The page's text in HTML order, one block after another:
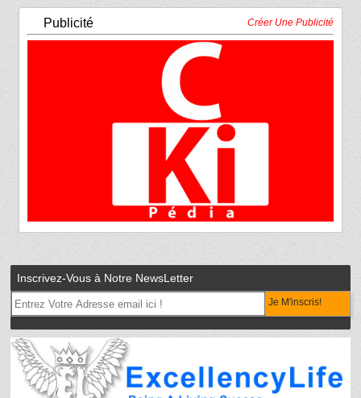
Publicité Créer Une Publicité
Inscrivez-Vous à Notre NewsLetter
Je M'inscris!